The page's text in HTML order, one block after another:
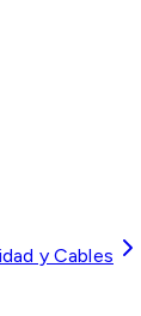
y Cables